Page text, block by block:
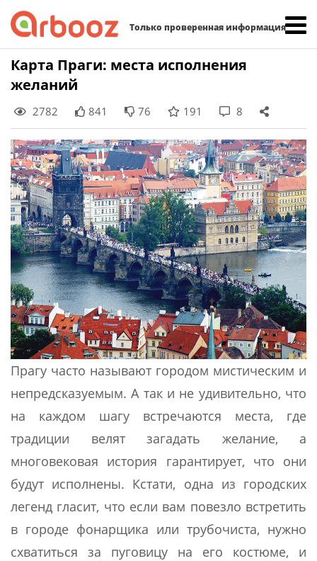
Только проверенная информация
Skip
Карта Праги: места исполнения
желаний
2782 841 76 191 8
Прагу часто называют городом мистическим и
непредсказуемым. А так и не удивительно, что
на каждом шагу встречаются места, где
традиции велят загадать желание, а
многовековая история гарантирует, что они
будут исполнены. Кстати, одна из городских
легенд гласит, что если вам повезло встретить
в городе фонарщика или трубочиста, нужно
схватиться за пуговицу на его костюме, и
Найти: